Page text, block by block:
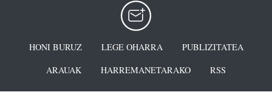
HONI BURUZ LEGE OHARRA
PUBLIZITATEA
ARAUAK
HARREMANETARAKO RSS